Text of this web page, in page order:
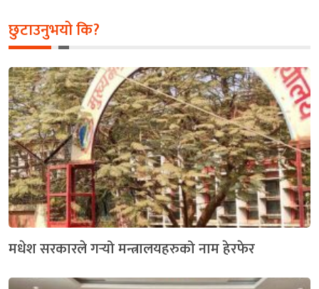
छुटाउनुभयो कि?
मधेश सरकारले गर्‍यो मन्त्रालयहरुको नाम हेरफेर